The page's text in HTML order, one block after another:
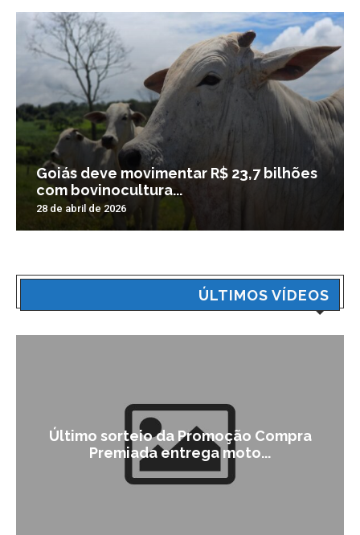
Goiás deve movimentar R$ 23,7 bilhões
com bovinocultura...
28 de abril de 2026
ÚLTIMOS VÍDEOS
Último sorteio da Promoção Compra
Premiada entrega moto...